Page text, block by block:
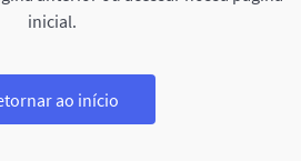
inicial.
ao início